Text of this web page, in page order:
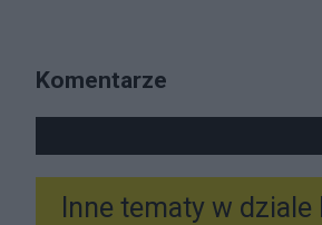
Komentarze
Inne tematy w dziale